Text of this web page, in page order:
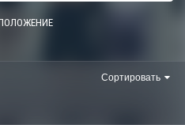
Сортировать